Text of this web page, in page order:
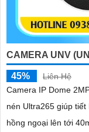
CAMERA UNV
45%
Liên Hệ
Camera IP Dome
nén Ultra265 giúp tiết kiệm
hồng ngoại lên tới